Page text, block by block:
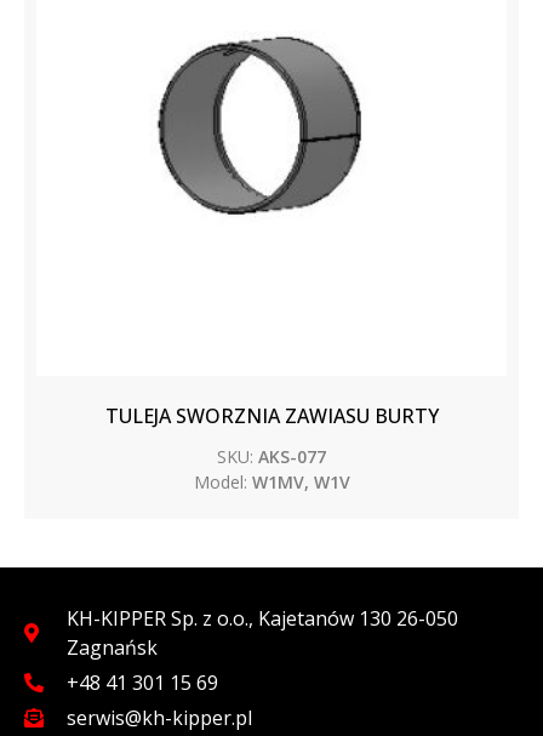
TULEJA SWORZNIA ZAWIASU BURTY
SKU: AKS-077
Model: W1MV, W1V
KH-KIPPER Sp. z o.o., Kajetanów 130 26-050
Zagnańsk
+48 41 301 15 69
serwis@kh-kipper.pl